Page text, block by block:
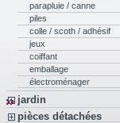
parapluie / canne
piles
colle / scoth / adhésif
jeux
coiffant
emballage
électroménager
jardin
pièces détachées